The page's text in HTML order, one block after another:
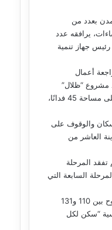
بعدد من
يرافقه عدد
جهاز تنمية
مراجعة أعمال
مشروع “ظلال”
للإسكان الفاخر بمنطقة جنيفة بالامتداد الشرقي، والذي يُعد أحد أبرز المشروعات السكنية المتميزة بالمدينة، حيث يُقام على مساحة 45 فدانًا،
والوقوف على
العاشر من
المرحلة
للوحدة، بالإضافة إلى المرحلة السابعة التي
كما شملت الجولة متابعة مشروع “ديارنا”، والذي يضم 20 عمارة بإجمالي 520 وحدة سكنية كاملة المرافق بمساحات تتراوح بين 110 و131
“سكن لكل